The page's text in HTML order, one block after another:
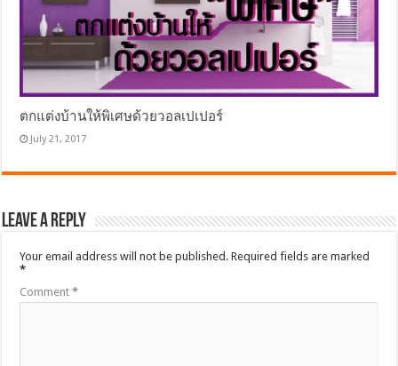
ตกแต่งบ้านให้พิเศษด้วยวอลเปเปอร์
July 21, 2017
Leave a Reply
Your email address will not be published. Required fields are marked
*
Comment*